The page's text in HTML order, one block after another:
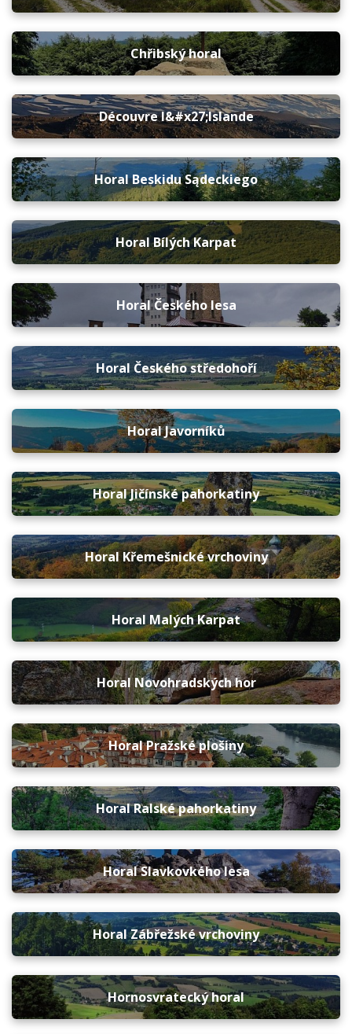
Chřibský horal
Découvre l&#x27;Islande
Horal Beskidu Sądeckiego
Horal Bílých Karpat
Horal Českého lesa
Horal Českého středohoří
Horal Javorníků
Horal Jičínské pahorkatiny
Horal Křemešnické vrchoviny
Horal Malých Karpat
Horal Novohradských hor
Horal Pražské plošiny
Horal Ralské pahorkatiny
Horal Slavkovkého lesa
Horal Zábřežské vrchoviny
Hornosvratecký horal